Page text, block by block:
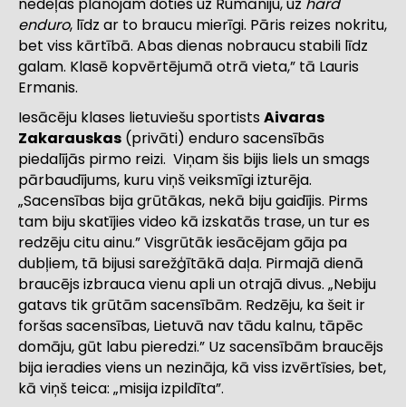
nedēļas plānojam doties uz Rumāniju, uz hard
enduro, līdz ar to braucu mierīgi. Pāris reizes nokritu,
bet viss kārtībā. Abas dienas nobraucu stabili līdz
galam. Klasē kopvērtējumā otrā vieta,” tā Lauris
Ermanis.
Iesācēju klases lietuviešu sportists Aivaras
Zakarauskas (privāti) enduro sacensībās
piedalījās pirmo reizi. Viņam šis bijis liels un smags
pārbaudījums, kuru viņš veiksmīgi izturēja.
„Sacensības bija grūtākas, nekā biju gaidījis. Pirms
tam biju skatījies video kā izskatās trase, un tur es
redzēju citu ainu.” Visgrūtāk iesācējam gāja pa
dubļiem, tā bijusi sarežģītākā daļa. Pirmajā dienā
braucējs izbrauca vienu apli un otrajā divus. „Nebiju
gatavs tik grūtām sacensībām. Redzēju, ka šeit ir
foršas sacensības, Lietuvā nav tādu kalnu, tāpēc
domāju, gūt labu pieredzi.” Uz sacensībām braucējs
bija ieradies viens un nezināja, kā viss izvērtīsies, bet,
kā viņš teica: „misija izpildīta”.